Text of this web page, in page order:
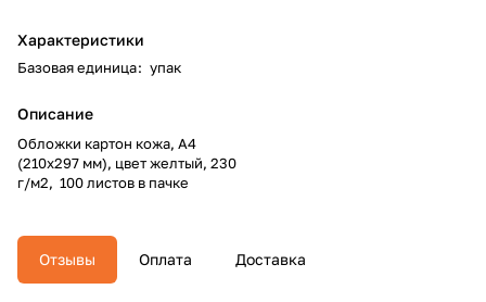
Характеристики
Базовая единица: упак
Описание
Обложки картон кожа, А4
(210х297 мм), цвет желтый, 230
г/м2, 100 листов в пачке
Отзывы Оплата Доставка